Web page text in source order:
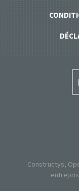
Constructys,